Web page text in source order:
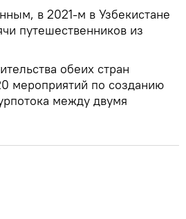
в 2021-м в Узбекистане
путешественников из
обеих стран
мероприятий по созданию
между двумя